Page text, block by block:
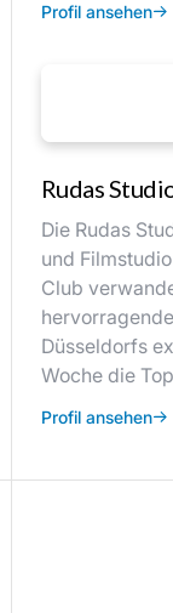
Profil ansehen
Rudas
Die Rudas
und
Club
Düsseldorfs
Woche die
Profil ansehen